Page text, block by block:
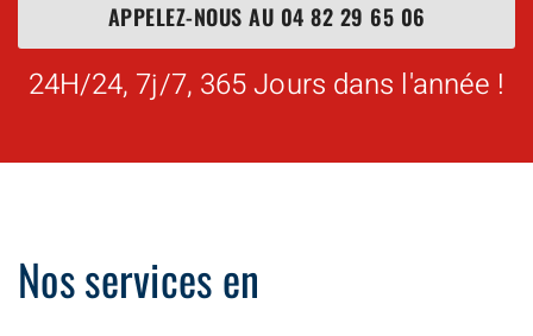
APPELEZ-NOUS AU 04 82 29 65 06
24H/24, 7j/7, 365 Jours dans l'année !
Nos services en